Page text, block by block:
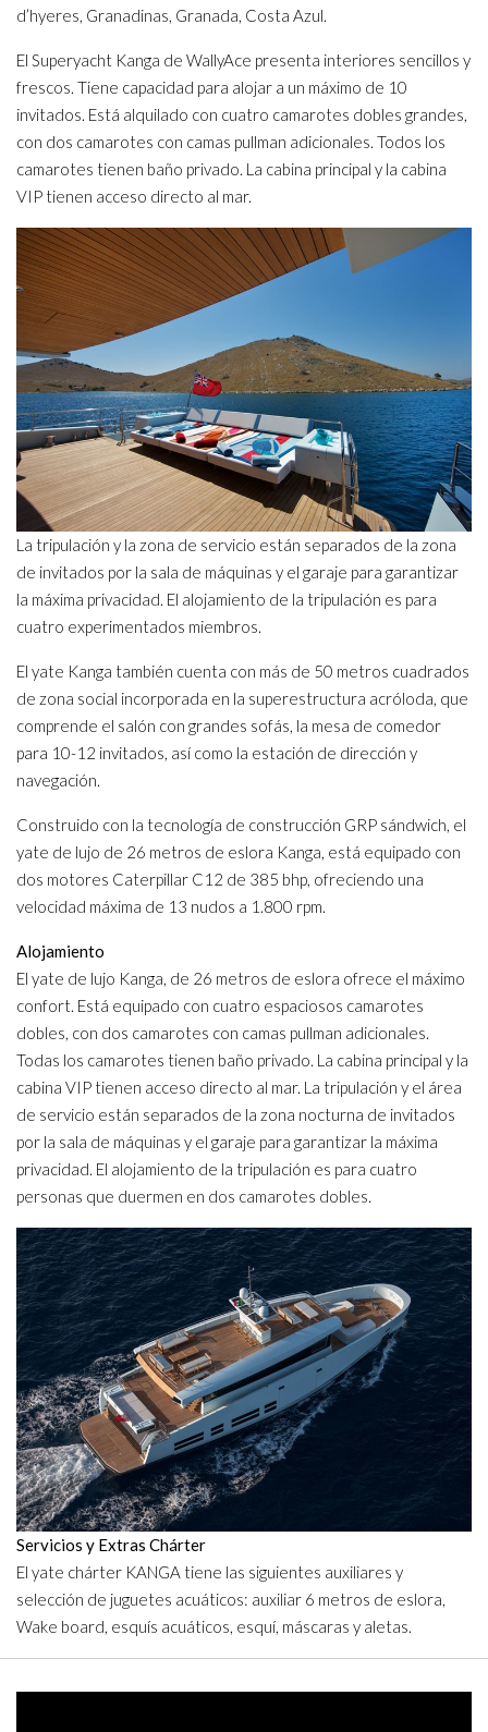
d’hyeres, Granadinas, Granada, Costa Azul.
El Superyacht Kanga de WallyAce presenta interiores sencillos y
frescos. Tiene capacidad para alojar a un máximo de 10
invitados. Está alquilado con cuatro camarotes dobles grandes,
con dos camarotes con camas pullman adicionales. Todos los
camarotes tienen baño privado. La cabina principal y la cabina
VIP tienen acceso directo al mar.
La tripulación y la zona de servicio están separados de la zona
de invitados por la sala de máquinas y el garaje para garantizar
la máxima privacidad. El alojamiento de la tripulación es para
cuatro experimentados miembros.
El yate Kanga también cuenta con más de 50 metros cuadrados
de zona social incorporada en la superestructura acróloda, que
comprende el salón con grandes sofás, la mesa de comedor
para 10-12 invitados, así como la estación de dirección y
navegación.
Construido con la tecnología de construcción GRP sándwich, el
yate de lujo de 26 metros de eslora Kanga, está equipado con
dos motores Caterpillar C12 de 385 bhp, ofreciendo una
velocidad máxima de 13 nudos a 1.800 rpm.
Alojamiento
El yate de lujo Kanga, de 26 metros de eslora ofrece el máximo
confort. Está equipado con cuatro espaciosos camarotes
dobles, con dos camarotes con camas pullman adicionales.
Todas los camarotes tienen baño privado. La cabina principal y la
cabina VIP tienen acceso directo al mar. La tripulación y el área
de servicio están separados de la zona nocturna de invitados
por la sala de máquinas y el garaje para garantizar la máxima
privacidad. El alojamiento de la tripulación es para cuatro
personas que duermen en dos camarotes dobles.
Servicios y Extras Chárter
El yate chárter KANGA tiene las siguientes auxiliares y
selección de juguetes acuáticos: auxiliar 6 metros de eslora,
Wake board, esquís acuáticos, esquí, máscaras y aletas.